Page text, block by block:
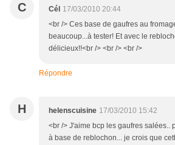
C Cél 17/03/2010 20:44
<br /> Ces base de gaufres au
beaucoup...à tester! Et avec le
délicieux!!<br /> <br /> <br />
Répondre
H helenscuisine 17/03/2010 15:42
<br /> J'aime bcp les gaufres salées..
à base de reblochon... je crois que